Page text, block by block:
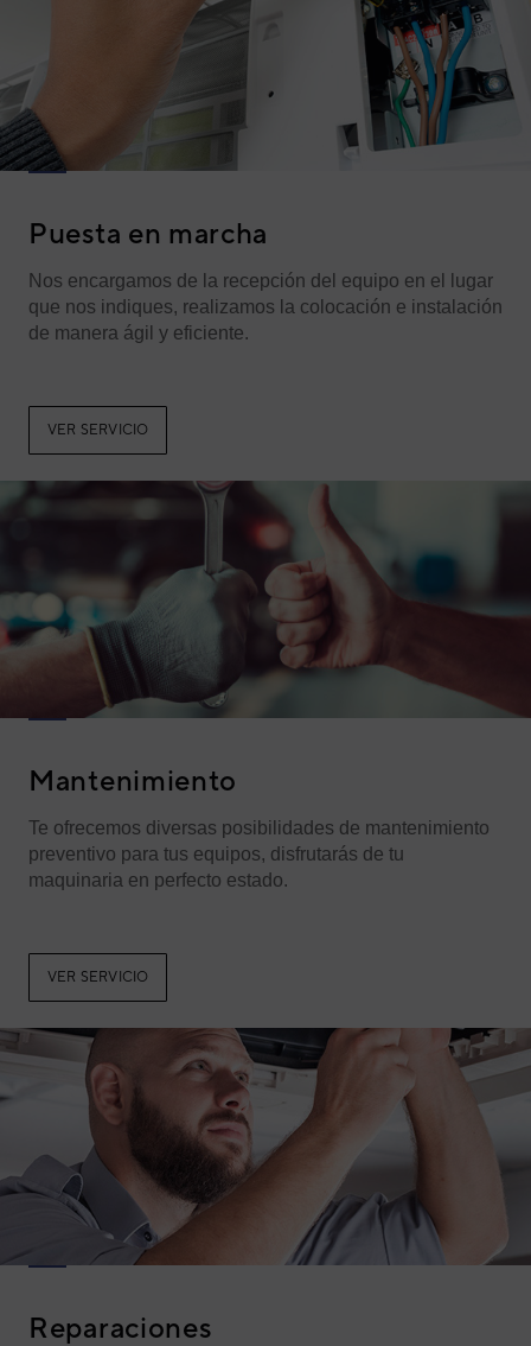
Puesta en marcha
Nos encargamos de la recepción del equipo en el lugar
que nos indiques, realizamos la colocación e instalación
de manera ágil y eficiente.
VER SERVICIO
Mantenimiento
Te ofrecemos diversas posibilidades de mantenimiento
preventivo para tus equipos, disfrutarás de tu
maquinaria en perfecto estado.
VER SERVICIO
Reparaciones